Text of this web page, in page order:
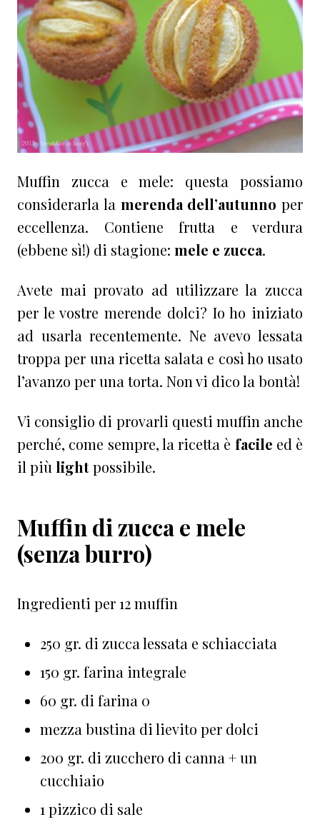
Muffin zucca e mele: questa possiamo
considerarla la merenda dell’autunno per
eccellenza. Contiene frutta e verdura
(ebbene sì!) di stagione: mele e zucca.
Avete mai provato ad utilizzare la zucca
per le vostre merende dolci? Io ho iniziato
ad usarla recentemente. Ne avevo lessata
troppa per una ricetta salata e così ho usato
l’avanzo per una torta. Non vi dico la bontà!
Vi consiglio di provarli questi muffin anche
perché, come sempre, la ricetta è facile ed è
il più lightpossibile.
Muffin di zucca e mele
(senza burro)
Ingredienti per 12 muffin
250 gr. di zucca lessata e schiacciata
150 gr. farina integrale
60 gr. di farina 0
mezza bustina di lievito per dolci
200 gr. di zucchero di canna + un
cucchiaio
1 pizzico di sale